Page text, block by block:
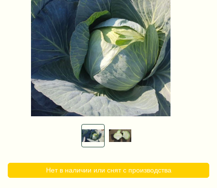
Нет в наличии или снят с производства